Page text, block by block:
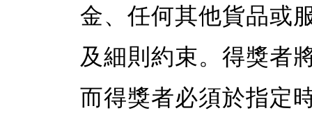
金、任何其他貨品或
及細則約束。得獎者
而得獎者必須於指定